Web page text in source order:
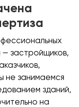
— застройщиков,
не занимаемся
зданий,
на